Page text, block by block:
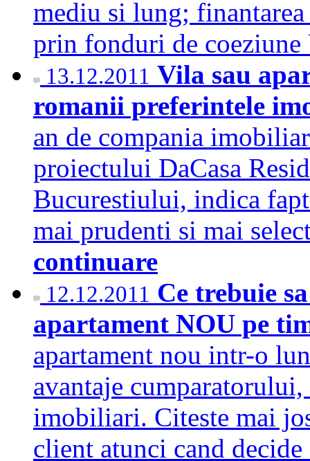
mediu si lung;
prin fonduri de
13.12.2011 Vila sau
romanii preferintele
an de compania
proiectului DaCasa
Bucurestiului, indica
mai prudenti si mai
continuare
12.12.2011 Ce trebuie
apartament NOU pe
apartament nou intr-o
avantaje
imobiliari. Citeste mai
client atunci cand